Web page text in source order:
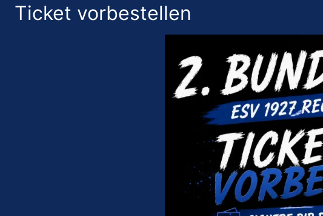
Ticket vorbestellen